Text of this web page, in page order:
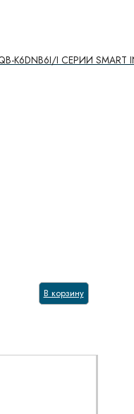
K6DNB6I/I СЕРИИ SMART
В корзину